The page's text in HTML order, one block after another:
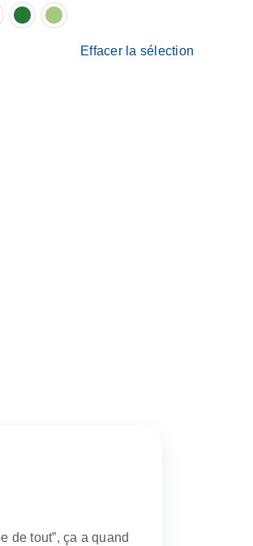
Effacer la sélection
de tout”, ça a quand